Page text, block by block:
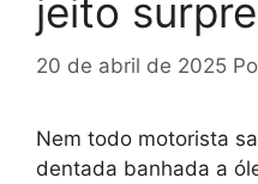
jeito
20 de abril de 2025
Nem todo motorista
dentada banhada a